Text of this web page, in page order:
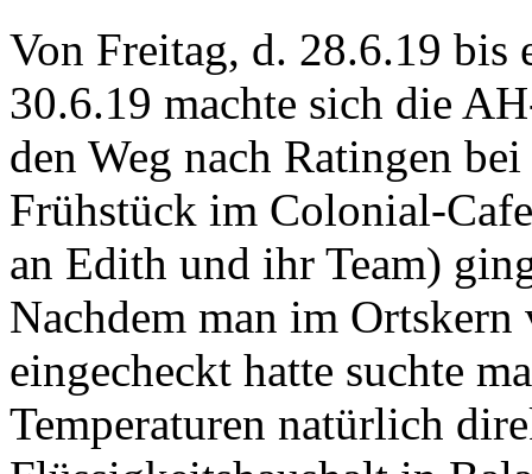
Von Freitag, d. 28.6.19 bis
30.6.19 machte sich die
den Weg nach Ratingen
Frühstück im Colonial-
an Edith und ihr Team)
Nachdem man im
eingecheckt hatte suchte
Temperaturen natürlich